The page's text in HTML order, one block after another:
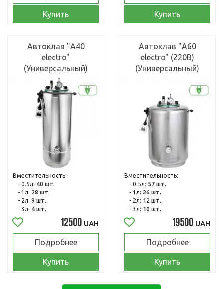
Купить Купить
Автоклав "А40
electro"
(Универсальный)
Вместительность:
- 0.5л: 40 шт.
- 1л: 28 шт.
- 2л: 9 шт.
- 3л: 4 шт.
12500 UAH
Подробнее
Купить
Автоклав "А60
electro" (220В)
(Универсальный)
Вместительность:
- 0.5л: 57 шт.
- 1л: 26 шт.
- 2л: 12 шт.
- 3л: 10 шт.
19500 UAH
Подробнее
Купить